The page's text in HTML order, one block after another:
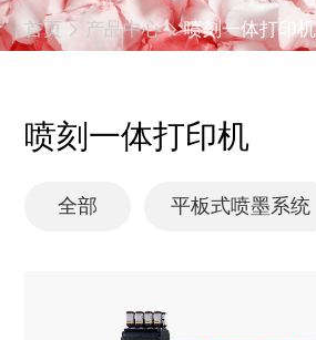
首页 产品中心 喷刻一体打印机
喷刻一体打印机
全部 平板式喷墨系统